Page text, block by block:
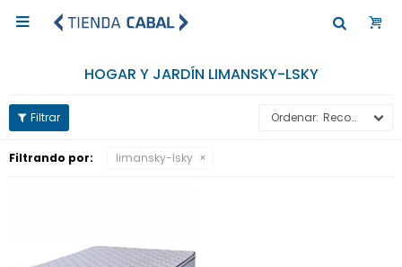

HOGAR Y JARDÍN LIMANSKY-LSKY
Recomendados
Filtrando por: limansky-lsky